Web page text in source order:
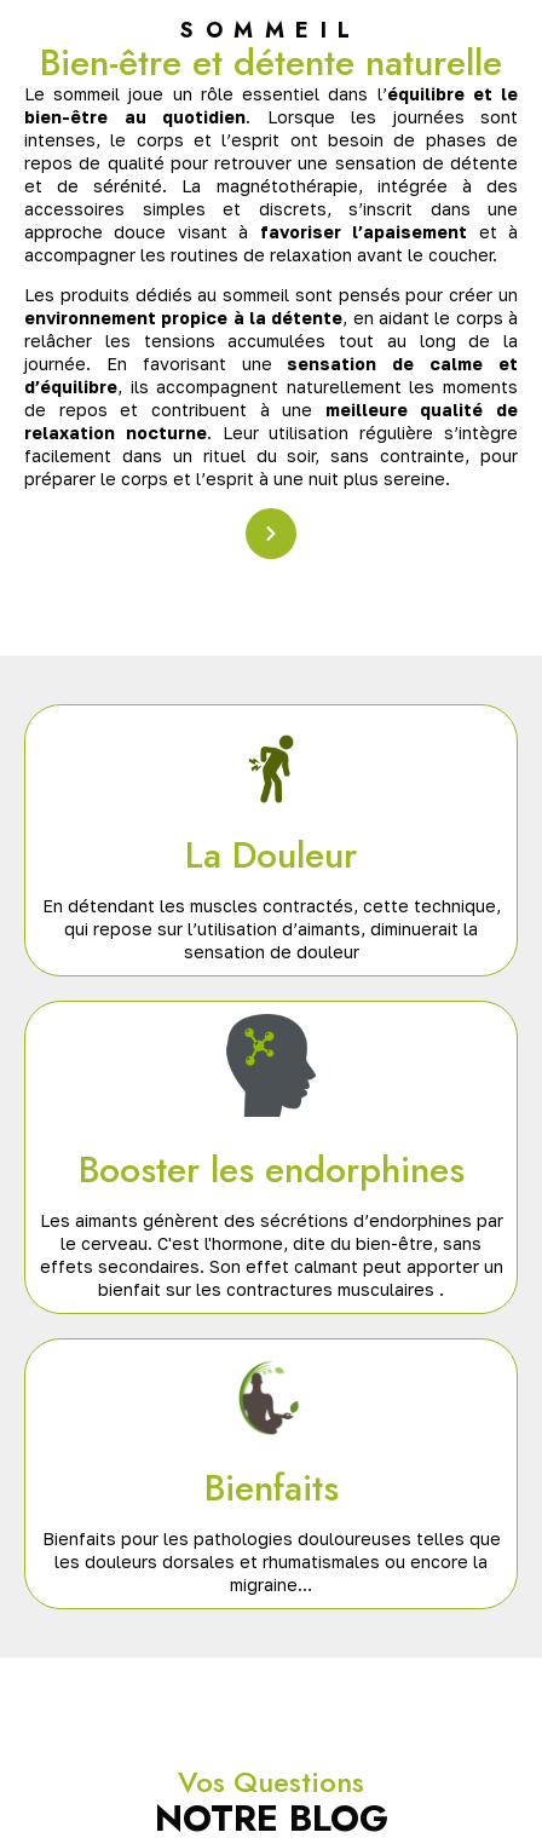
SOMMEIL
Bien-être et détente naturelle
Le sommeil joue un rôle essentiel dans l’équilibre et le
bien-être au quotidien. Lorsque les journées sont
intenses, le corps et l’esprit ont besoin de phases de
repos de qualité pour retrouver une sensation de détente
et de sérénité. La magnétothérapie, intégrée à des
accessoires simples et discrets, s’inscrit dans une
approche douce visant à favoriser l’apaisement et à
accompagner les routines de relaxation avant le coucher.
Les produits dédiés au sommeil sont pensés pour créer un
environnement propice à la détente, en aidant le corps à
relâcher les tensions accumulées tout au long de la
journée. En favorisant une sensation de calme et
d’équilibre, ils accompagnent naturellement les moments
de repos et contribuent à une meilleure qualité de
relaxation nocturne. Leur utilisation régulière s’intègre
facilement dans un rituel du soir, sans contrainte, pour
préparer le corps et l’esprit à une nuit plus sereine.
La Douleur
En détendant les muscles contractés, cette technique,
qui repose sur l’utilisation d’aimants, diminuerait la
sensation de douleur
Booster les endorphines
Les aimants génèrent des sécrétions d’endorphines par
le cerveau. C'est l'hormone, dite du bien-être, sans
effets secondaires. Son effet calmant peut apporter un
bienfait sur les contractures musculaires .
Bienfaits
Bienfaits pour les pathologies douloureuses telles que
les douleurs dorsales et rhumatismales ou encore la
migraine…
Vos Questions
NOTRE BLOG